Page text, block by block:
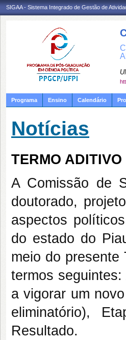
SIGAA - Sistema Integrado de Gestão de
Programa Ensino Calendário
Notícias
TERMO ADITIVO
A Comissão de
doutorado,
aspectos
do estado do
meio do presente
termos
a vigorar um
eliminatório),
Resultado.